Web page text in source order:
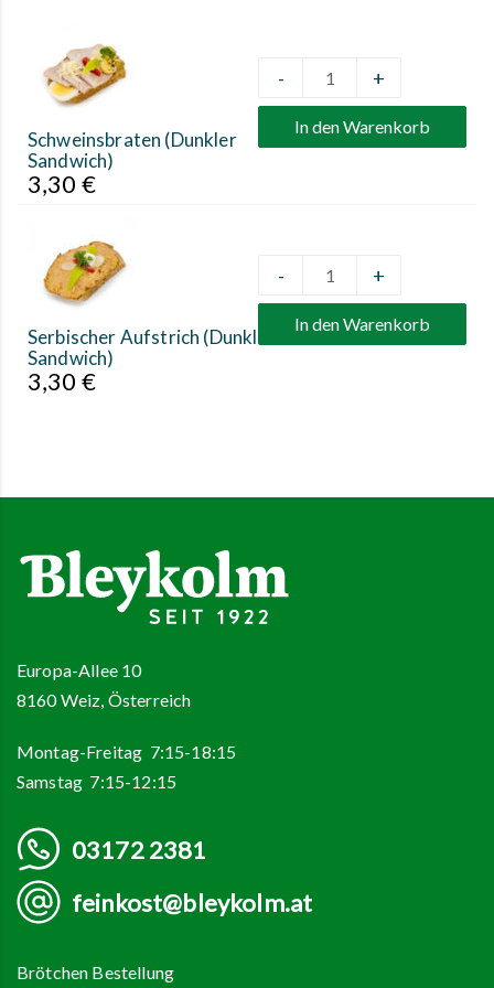
Schweinsbraten (Dunkler
Sandwich)
3,30 €
Quantity
- +
In den Warenkorb
Serbischer Aufstrich (Dunkler
Sandwich)
3,30 €
Quantity
- +
In den Warenkorb
Europa-Allee 10
8160 Weiz, Österreich
Montag-Freitag 7:15-18:15
Samstag 7:15-12:15
03172 2381
feinkost@bleykolm.at
Brötchen Bestellung